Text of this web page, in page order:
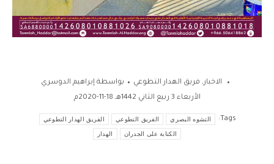
الاخبار, فريق الهدار التطوعي بواسطة إبراهيم الدوسري
الأربعاء 3 ربيع الثاني 1442هـ 18-11-2020م
Tags: التشوه البصري الفريق التطوعي الفريق الهدار التطوعي
الكتابة على الجدران الهدار